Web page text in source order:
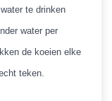
te drinken
water per
de koeien elke
teken.